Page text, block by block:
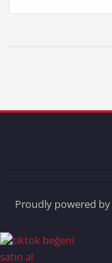
Proudly powered by